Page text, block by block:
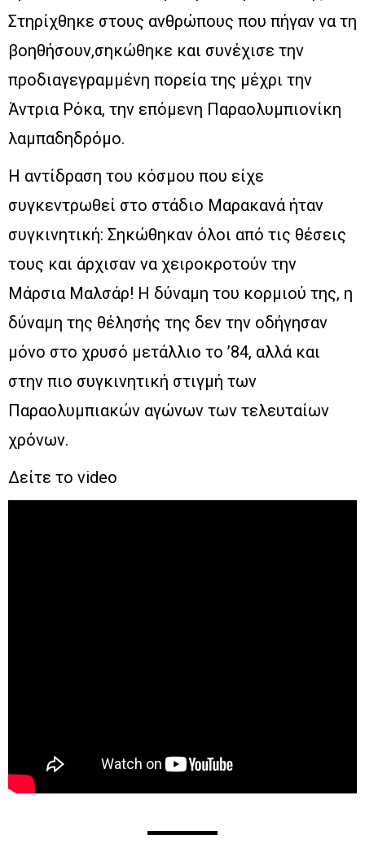
Στηρίχθηκε στους ανθρώπους που πήγαν να τη
βοηθήσουν,σηκώθηκε και συνέχισε την
προδιαγεγραμμένη πορεία της μέχρι την
Άντρια Ρόκα, την επόμενη Παραολυμπιονίκη
λαμπαδηδρόμο.
Η αντίδραση του κόσμου που είχε
συγκεντρωθεί στο στάδιο Μαρακανά ήταν
συγκινητική: Σηκώθηκαν όλοι από τις θέσεις
τους και άρχισαν να χειροκροτούν την
Μάρσια Μαλσάρ! Η δύναμη του κορμιού της, η
δύναμη της θέλησής της δεν την οδήγησαν
μόνο στο χρυσό μετάλλιο το ’84, αλλά και
στην πιο συγκινητική στιγμή των
Παραολυμπιακών αγώνων των τελευταίων
χρόνων.
Δείτε το video